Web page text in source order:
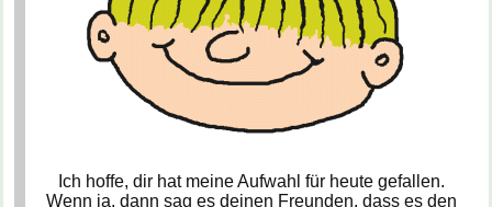
Ich hoffe, dir hat meine Aufwahl für heute gefallen.
Wenn ja, dann sag es deinen Freunden, dass es den